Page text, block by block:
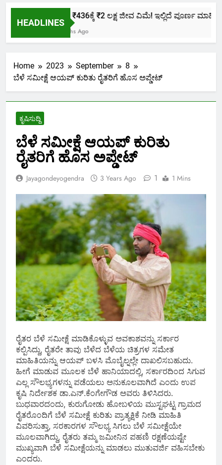
HEADLINES
ಕೇವಲ ₹436ಕ್ಕೆ ₹2 ಲಕ್ಷ ಜೀವ ವಿಮೆ! ಇಲ್ಲಿದೆ ಪೂರ್ಣ ಮಾಹಿತಿ.
2 Months Ago
Home 2023 September
8
ಬೆಳೆ ಸಮೀಕ್ಷೆ ಆಯಪ್ ಕುರಿತು ರೈತರಿಗೆ ಹೊಸ ಅಪ್ಡೇಟ್
ಕೃಷಿಸುದ್ದಿ
ಬೆಳೆ ಸಮೀಕ್ಷೆ ಆಯಪ್ ಕುರಿತು
ರೈತರಿಗೆ ಹೊಸ ಅಪ್ಡೇಟ್
Jayagondeyogendra 3 Years Ago 1 1 Mins
ರೈತರ ಬೆಳೆ ಸಮೀಕ್ಷೆ ಮಾಡಿಕೊಳ್ಳುವ ಅವಕಾಶವನ್ನು ಸರ್ಕಾರ
ಕಲ್ಪಿಸಿದ್ದು, ರೈತರೇ ತಾವು ಬೆಳೆದ ಬೆಳೆಯ ಚಿತ್ರಗಳ ಸಮೇತ
ಮಾಹಿತಿಯನ್ನು ಆಯಪ್ ಬಳಸಿ ಮೊಬೈಲ್ನಲ್ಲೇ ದಾಖಲಿಸಬಹುದು.
ಹೀಗೆ ಮಾಡುವ ಮೂಲಕ ಬೆಳೆ ಹಾನಿಯಾದಲ್ಲಿ, ಸರ್ಕಾರದಿಂದ ಸಿಗುವ
ಎಲ್ಲ ಸೌಲಭ್ಯಗಳನ್ನು ಪಡೆಯಲು ಅನುಕೂಲವಾಗಿದೆ ಎಂದು ಉಪ
ಕೃಷಿ ನಿರ್ದೇಶಕ ಡಾ.ಎನ್.ಕೆಂಗೇಗೌಡ ಅವರು ತಿಳಿಸಿದರು.
ಬುಧವಾರದಂದು, ಕುರುಗೋಡು ಹೋಬಳಿಯ ಮುಸ್ಟಘಟ್ಟ ಗ್ರಾಮದ
ರೈತರೊಂದಿಗೆ ಬೆಳೆ ಸಮೀಕ್ಷೆ ಕುರಿತು ಪ್ರಾತ್ಯಕ್ಷಿಕೆ ನೀಡಿ ಮಾಹಿತಿ
ವಿವರಿಸುತ್ತಾ, ಸರಕಾರಗಳ ಸೌಲಭ್ಯ ಸಿಗಲು ಬೆಳೆ ಸಮೀಕ್ಷೆಯೇ
ಮೂಲವಾಗಿದ್ದು, ರೈತರು ತಮ್ಮ ಜಮೀನಿನ ಪಹಣಿ ರಕ್ಷಣೆಯಷ್ಟೇ
ಮುಖ್ಯವಾಗಿ ಬೆಳೆ ಸಮೀಕ್ಷೆಯನ್ನು ಮಾಡಲು ಮುತುವರ್ಜಿ ವಹಿಸಬೇಕು
ಎಂದರು.